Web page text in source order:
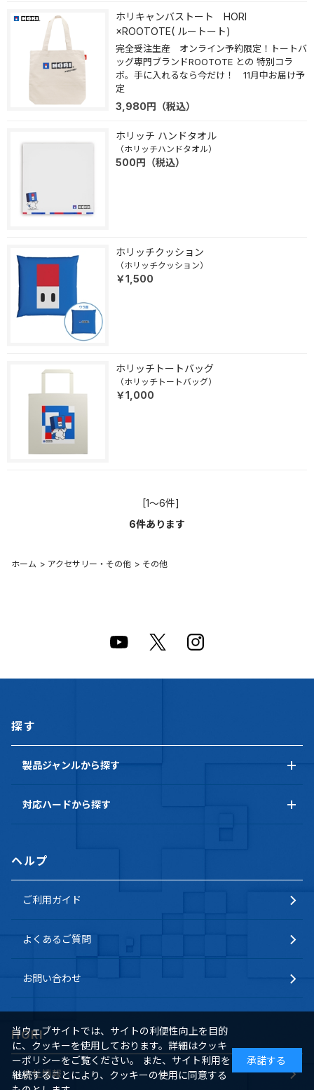
ホリキャンバストート HORI
×ROOTOTE( ルートート)
完全受注生産 オンライン予約限定！トートバ
ッグ専門ブランドROOTOTE との 特別コラ
ボ。手に入れるなら今だけ！ 11月中お届け予
定
3,980円 （税込）
ホリッチ ハンドタオル
（ホリッチハンドタオル）
500円 （税込）
ホリッチクッション
（ホリッチクッション）
￥1,500
ホリッチトートバッグ
（ホリッチトートバッグ）
￥1,000
[1～6件]
6件あります
ホーム > アクセサリー・その他 > その他
探す
製品ジャンルから探す
対応ハードから探す
ヘルプ
ご利用ガイド
よくあるご質問
お問い合わせ
HORI
会社情報
当ウェブサイトでは、サイトの利便性向上を目的
に、クッキーを使用しております。詳細はクッキ
ーポリシーをご覧ください。 また、サイト利用を
継続することにより、クッキーの使用に同意する
承諾する